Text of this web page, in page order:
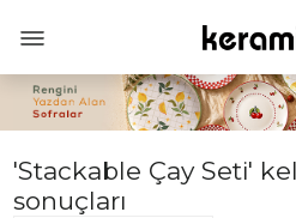
'Stackable Çay Seti'
sonuçları